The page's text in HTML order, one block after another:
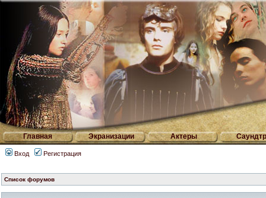
Главная Экранизации Актеры
Вход Регистрация
Список форумов